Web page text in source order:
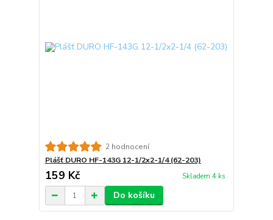
2 hodnocení
Plášť DURO HF-143G 12-1/2x2-1/4 (62-203)
159 Kč Skladem 4 ks
Do košíku